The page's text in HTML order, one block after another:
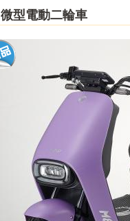
微型電動二輪車